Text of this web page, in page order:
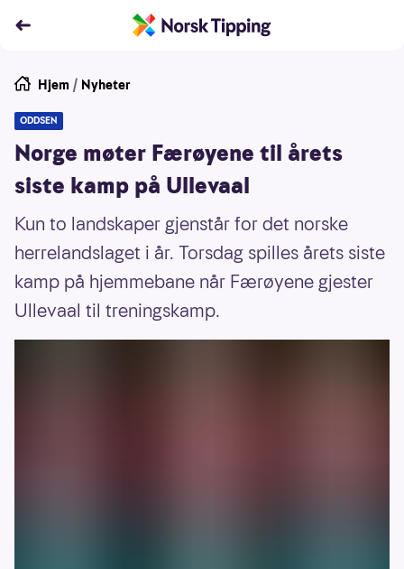
Hjem / Nyheter
ODDSEN
Norge møter Færøyene til årets
siste kamp på Ullevaal
Kun to landskaper gjenstår for det norske
herrelandslaget i år. Torsdag spilles årets siste
kamp på hjemmebane når Færøyene gjester
Ullevaal til treningskamp.